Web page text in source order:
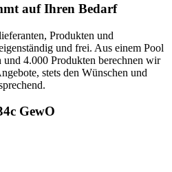
auf Ihren Bedarf
Produkten und
und frei. Aus einem Pool
und 4.000 Produkten berechnen wir
stets den Wünschen und
GewO